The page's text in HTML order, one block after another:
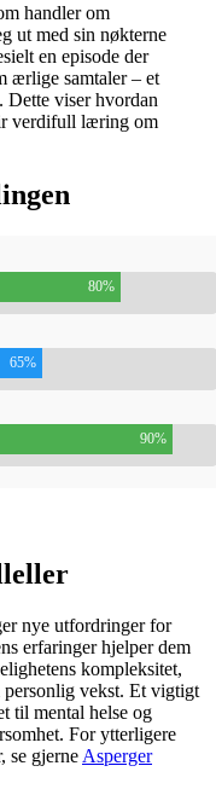
handler om
ut med sin nøkterne
en episode der
ærlige samtaler – et
viser hvordan
verdifull læring om
80%
65%
90%
nye utfordringer for
erfaringer hjelper dem
kompleksitet,
personlig vekst. Et vigtigt
til mental helse og
For ytterligere
se gjerne Asperger